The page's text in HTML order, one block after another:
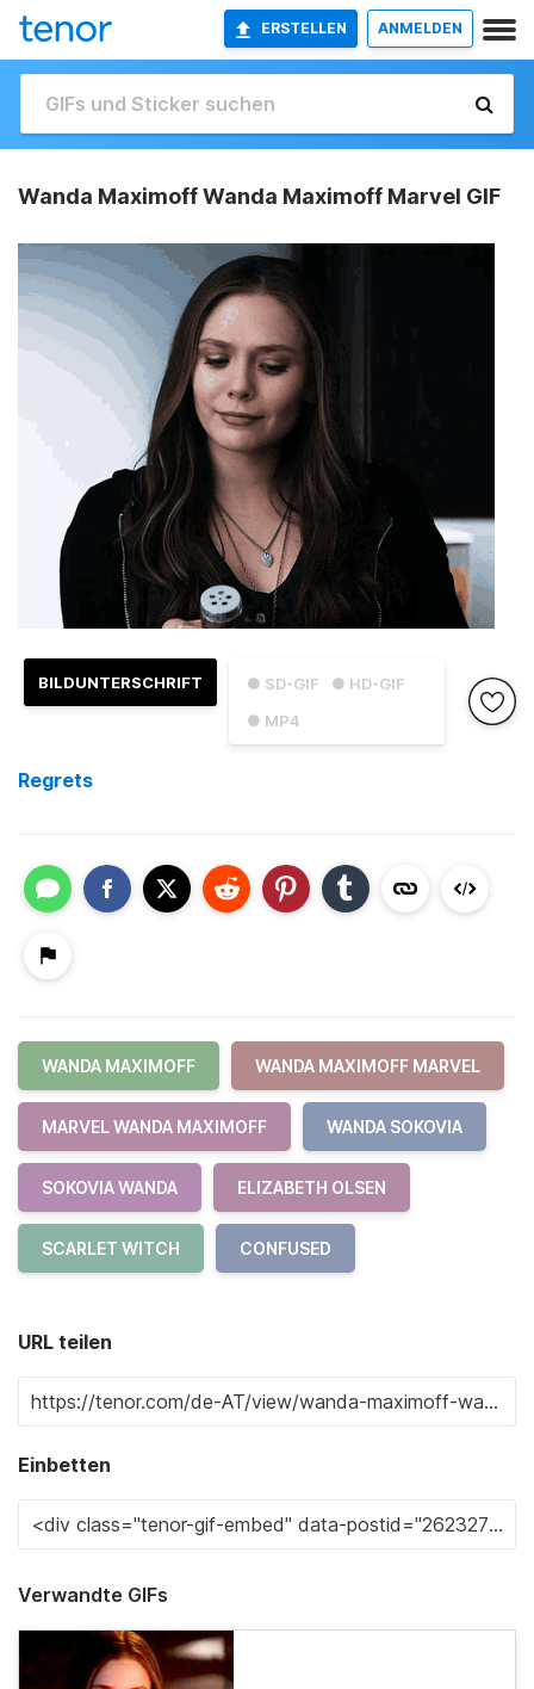
ERSTELLEN ANMELDEN
Wanda Maximoff Wanda Maximoff Marvel GIF
● SD-GIF
● HD-GIF
● MP4
BILDUNTERSCHRIFT
Regrets
WANDA MAXIMOFF WANDA MAXIMOFF MARVEL
MARVEL WANDA MAXIMOFF WANDA SOKOVIA
SOKOVIA WANDA ELIZABETH OLSEN
SCARLET WITCH CONFUSED
URL teilen
Einbetten
Verwandte GIFs